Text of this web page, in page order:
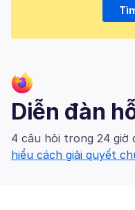
Diễn đàn
4 câu hỏi trong 24 giờ
hiểu cách giải quyết